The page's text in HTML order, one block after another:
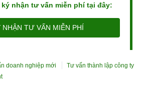
nhận tư vấn miễn phí tại đây:
NHẬN TƯ VẤN MIỄN PHÍ
doanh nghiệp mới
Tư vấn thành lập công ty